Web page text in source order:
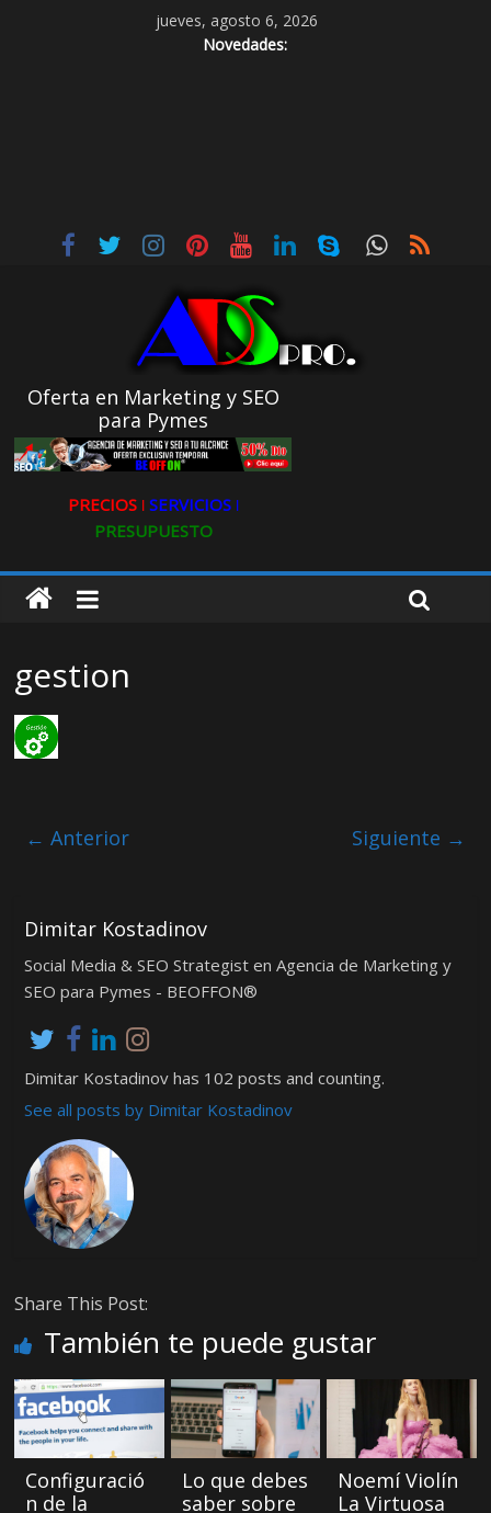
jueves, agosto 6, 2026
Novedades:
Oferta en Marketing y SEO
para Pymes
PRECIOS ǀ SERVICIOS ǀ
PRESUPUESTO
gestion
← Anterior Siguiente →
Dimitar Kostadinov
Social Media & SEO Strategist en Agencia de Marketing y
SEO para Pymes - BEOFFON®
Dimitar Kostadinov has 102 posts and counting.
See all posts by Dimitar Kostadinov
Share This Post:
También te puede gustar
Configuració
n de la
Lo que debes
saber sobre
Noemí Violín
La Virtuosa